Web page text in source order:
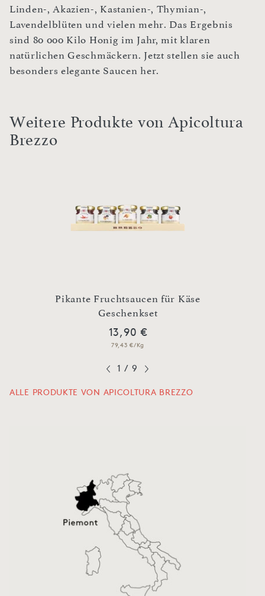
Linden-, Akazien-, Kastanien-, Thymian-,
Lavendelblüten und vielen mehr. Das Ergebnis
sind 80 000 Kilo Honig im Jahr, mit klaren
natürlichen Geschmäckern. Jetzt stellen sie auch
besonders elegante Saucen her.
Weitere Produkte von Apicoltura
Brezzo
Pikante Fruchtsaucen für Käse
Geschenkset
13,90 €
79,43 €/Kg
1 / 9
ALLE PRODUKTE VON APICOLTURA BREZZO